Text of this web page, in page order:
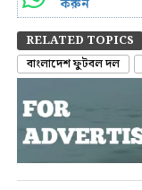
করুন
RELATED TOPICS
বাংলাদেশ ফুটবল দল